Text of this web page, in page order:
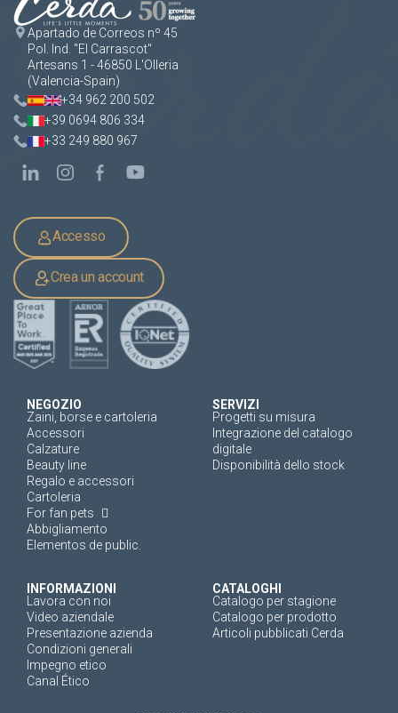
Apartado de Correos nº 45
Pol. Ind. "El Carrascot"
Artesans 1 - 46850 L'Olleria
(Valencia-Spain)
+34 962 200 502
+39 0694 806 334
+33 249 880 967
Accesso
Crea un account
NEGOZIO
Zaini, borse e cartoleria
Accessori
Calzature
Beauty line
Regalo e accessori
Cartoleria
For fan pets
Abbigliamento
Elementos de public.
SERVIZI
Progetti su misura
Integrazione del catalogo
digitale
Disponibilità dello stock
INFORMAZIONI
Lavora con noi
Video aziendale
Presentazione azienda
Condizioni generali
Impegno etico
Canal Ético
CATALOGHI
Catalogo per stagione
Catalogo per prodotto
Articoli pubblicati Cerda